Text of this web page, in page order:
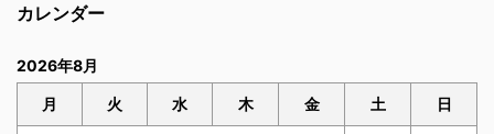
カレンダー
2026年8月
月 火 水 木 金 土 日